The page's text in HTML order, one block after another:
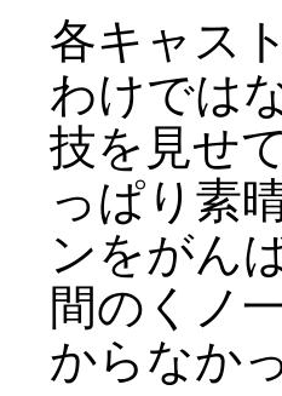
各キャス
わけでは
技を見せ
っぱり素
ンをがん
間のくノ
からなか